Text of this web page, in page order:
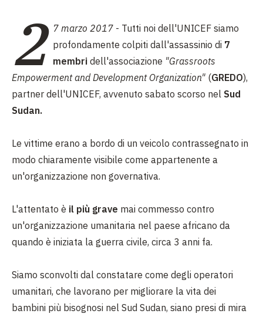
2 7 marzo 2017 - Tutti noi dell'UNICEF siamo
profondamente colpiti dall'assassinio di 7
membri dell'associazione "Grassroots
Empowerment and Development Organization" (GREDO),
partner dell'UNICEF, avvenuto sabato scorso nel Sud
Sudan.
Le vittime erano a bordo di un veicolo contrassegnato in
modo chiaramente visibile come appartenente a
un'organizzazione non governativa.
L'attentato è il più grave mai commesso contro
un'organizzazione umanitaria nel paese africano da
quando è iniziata la guerra civile, circa 3 anni fa.
Siamo sconvolti dal constatare come degli operatori
umanitari, che lavorano per migliorare la vita dei
bambini più bisognosi nel Sud Sudan, siano presi di mira